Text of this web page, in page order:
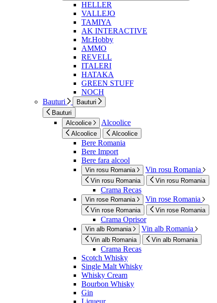
HELLER
VALLEJO
TAMIYA
AK INTERACTIVE
Mr.Hobby
AMMO
REVELL
ITALERI
HATAKA
GREEN STUFF
NOCH
Bauturi
Bauturi
Bauturi
Alcoolice
Alcoolice
Alcoolice Alcoolice
Bere Romania
Bere Import
Bere fara alcool
Vin rosu Romania Vin rosu Romania
Vin rosu Romania Vin rosu Romania
Crama Recas
Vin rose Romania Vin rose Romania
Vin rose Romania Vin rose Romania
Crama Oprisor
Vin alb Romania Vin alb Romania
Vin alb Romania Vin alb Romania
Crama Recas
Scotch Whisky
Single Malt Whisky
Whisky Cream
Bourbon Whisky
Gin